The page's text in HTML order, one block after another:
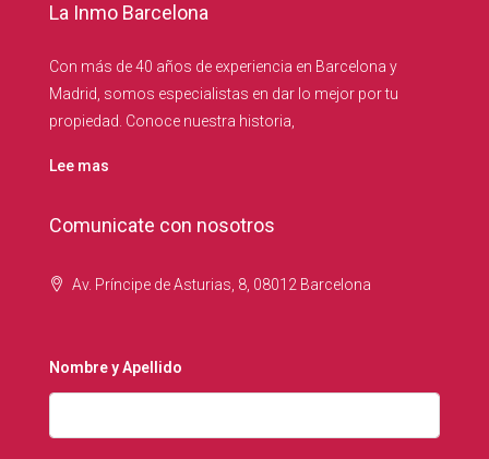
La Inmo Barcelona
Con más de 40 años de experiencia en Barcelona y
Madrid, somos especialistas en dar lo mejor por tu
propiedad. Conoce nuestra historia,
Lee mas
Comunicate con nosotros
Av. Príncipe de Asturias, 8, 08012 Barcelona
Nombre y Apellido